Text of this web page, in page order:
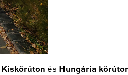
Kiskörúton és Hungária